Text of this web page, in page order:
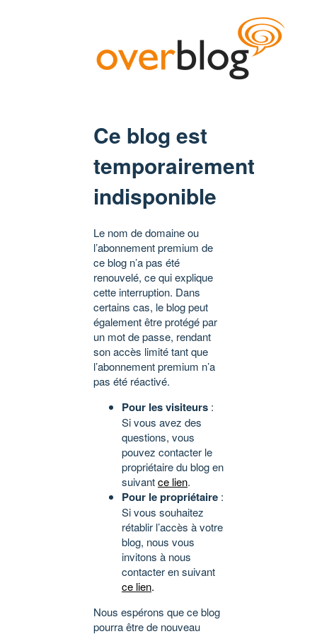
Ce blog est
temporairement
indisponible
Le nom de domaine ou
l’abonnement premium de
ce blog n’a pas été
renouvelé, ce qui explique
cette interruption. Dans
certains cas, le blog peut
également être protégé par
un mot de passe, rendant
son accès limité tant que
l’abonnement premium n’a
pas été réactivé.
Pour les visiteurs :
Si vous avez des
questions, vous
pouvez contacter le
propriétaire du blog en
suivantce lien.
Pour le propriétaire :
Si vous souhaitez
rétablir l’accès à votre
blog, nous vous
invitons à nous
contacter en suivant
ce lien.
Nous espérons que ce blog
pourra être de nouveau